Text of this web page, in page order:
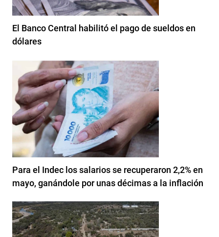
El Banco Central habilitó el pago de sueldos en
dólares
Para el Indec los salarios se recuperaron 2,2% en
mayo, ganándole por unas décimas a la inflación